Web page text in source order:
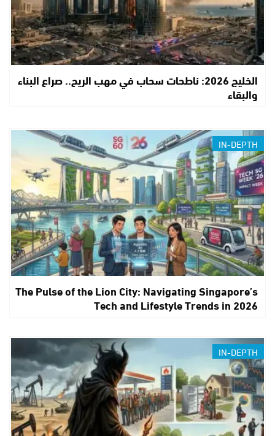
الخليج 2026: ناطحات سحاب في مهب الريح.. صراع البناء
والبقاء
IN-DEPTH
The Pulse of the Lion City: Navigating Singapore’s
Tech and Lifestyle Trends in 2026
IN-DEPTH